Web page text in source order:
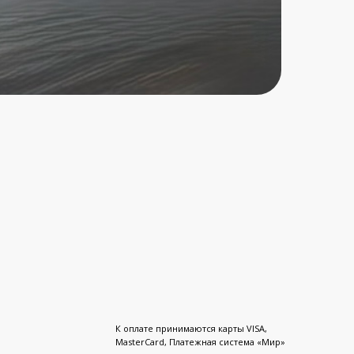
К оплате принимаются карты VISA,
MasterCard, Платежная система «Мир»